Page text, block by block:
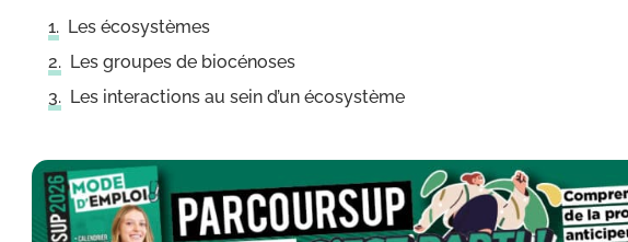
Les écosystèmes
Les groupes de biocénoses
Les interactions au sein d’un écosystème